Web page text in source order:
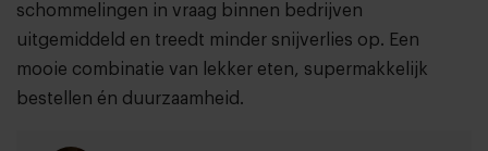
schommelingen in vraag binnen bedrijven
uitgemiddeld en treedt minder snijverlies op. Een
mooie combinatie van lekker eten, supermakkelijk
bestellen én duurzaamheid.